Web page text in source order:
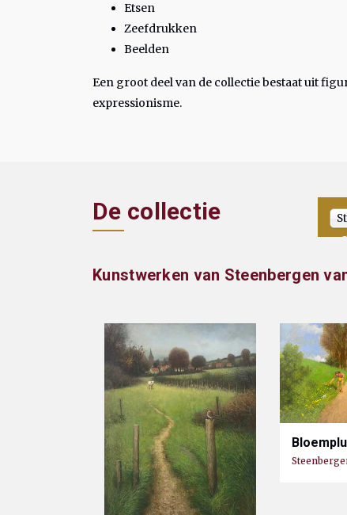
Etsen
Zeefdrukken
Beelden
Een groot deel van de collectie bestaat uit
expressionisme.
De collectie
Kunstwerken van Steenbergen